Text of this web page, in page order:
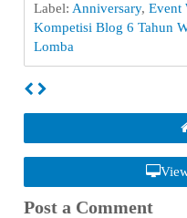
Label: Anniversary, Event
Kompetisi Blog 6 Tahun
Lomba
Post a Comment